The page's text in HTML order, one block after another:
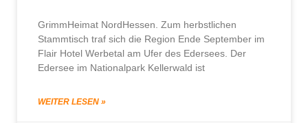
GrimmHeimat NordHessen. Zum herbstlichen
Stammtisch traf sich die Region Ende September im
Flair Hotel Werbetal am Ufer des Edersees. Der
Edersee im Nationalpark Kellerwald ist
WEITER LESEN »